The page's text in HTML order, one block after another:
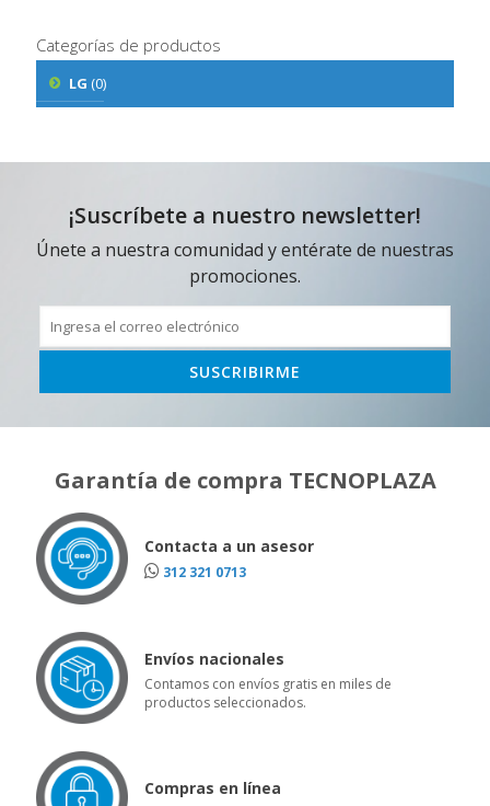
Categorías de productos
LG (0)
¡Suscríbete a nuestro newsletter!
Únete a nuestra comunidad y entérate de nuestras
promociones.
Garantía de compra TECNOPLAZA
Contacta a un asesor
312 321 0713
Envíos nacionales
Contamos con envíos gratis en miles de
productos seleccionados.
Compras en línea